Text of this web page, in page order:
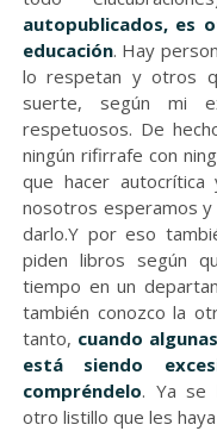
autopublicados, es
educación. Hay
lo respetan y otros
suerte, según mi
respetuosos. De
ningún rifirrafe con
que hacer
nosotros esperamos
darlo.Y por eso
piden libros según
tiempo en un
también conozco la
tanto, cuando
está siendo
compréndelo. Ya se
otro listillo que les